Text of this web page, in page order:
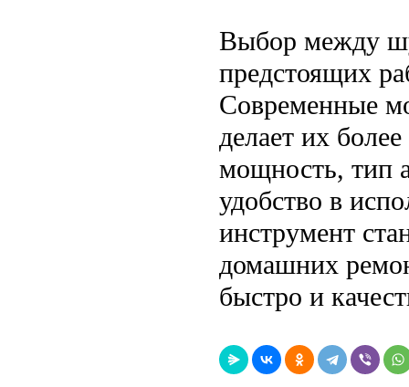
Выбор между
предстоящих
Современные
делает их
мощность, тип
удобство в
инструмент
домашних
быстро и